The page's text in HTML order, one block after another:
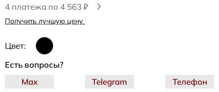
4 платежа по 4 563 ₽
Получить лучшую цену
Цвет:
Есть вопросы?
Telegram
Max Телефон